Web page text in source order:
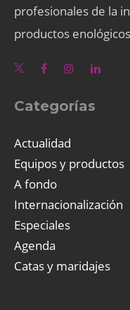
profesionales de la
productos
Categorías
Actualidad
Equipos y productos
A fondo
Internacionalización
Especiales
Agenda
Catas y maridajes